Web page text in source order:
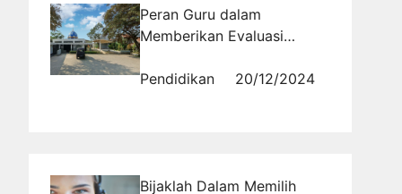
Peran Guru dalam
Memberikan Evaluasi
Raport di Boarding School
Pendidikan 20/12/2024
Bijaklah Dalam Memilih